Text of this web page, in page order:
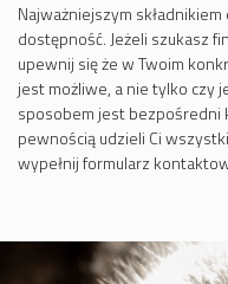
Najważniejszym
dostępność. Jeżeli szukasz
upewnij się że w Twoim
jest możliwe, a nie tylko czy
sposobem jest bezpośredni
pewnością udzieli Ci
wypełnij formularz